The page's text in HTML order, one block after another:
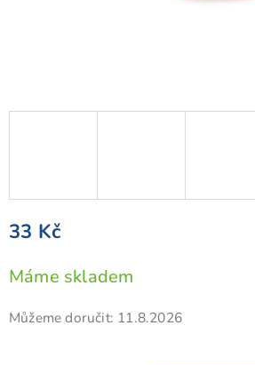
33 Kč
Měrná
cena:
Máme skladem
Můžeme doručit: 11.8.2026